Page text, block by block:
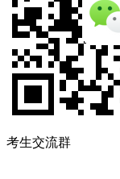
考生交流群